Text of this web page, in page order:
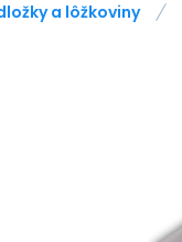
a lôžkoviny